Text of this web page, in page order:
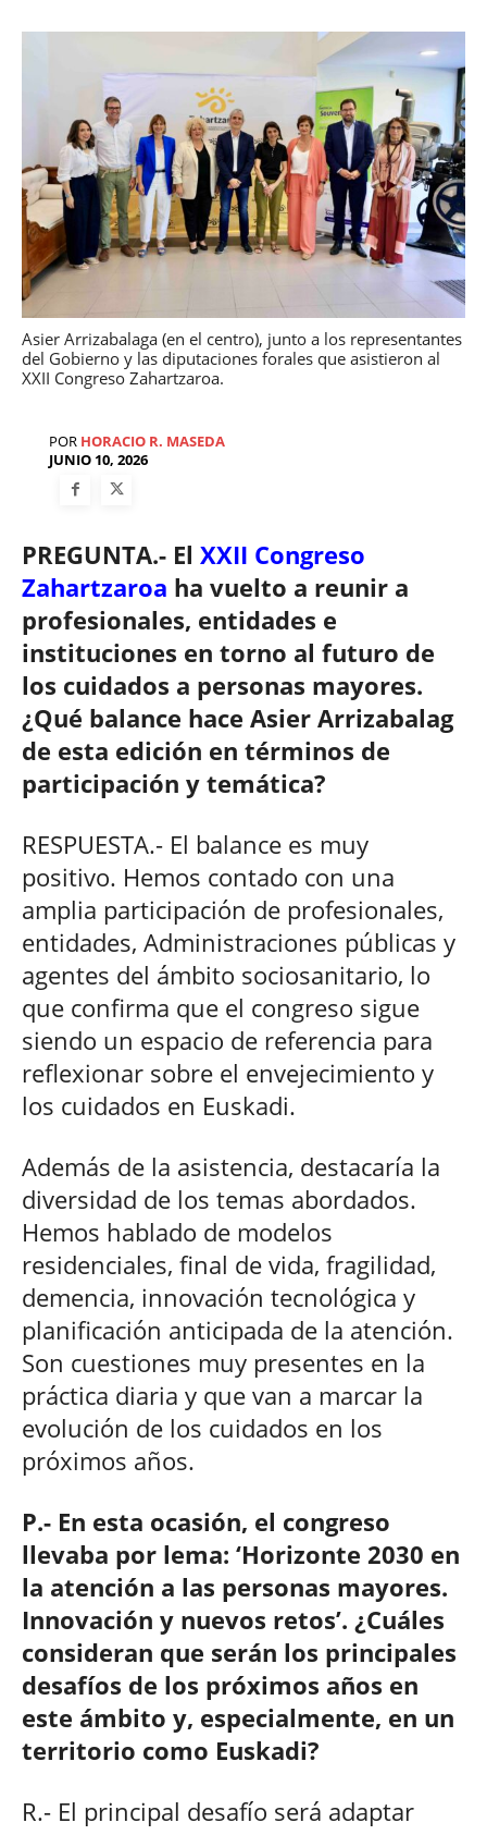
Asier Arrizabalaga (en el centro), junto a los representantes
del Gobierno y las diputaciones forales que asistieron al
XXII Congreso Zahartzaroa.
POR HORACIO R. MASEDA
JUNIO 10, 2026
PREGUNTA.- El XXII Congreso
Zahartzaroa ha vuelto a reunir a
profesionales, entidades e
instituciones en torno al futuro de
los cuidados a personas mayores.
¿Qué balance hace Asier Arrizabalag
de esta edición en términos de
participación y temática?
RESPUESTA.- El balance es muy
positivo. Hemos contado con una
amplia participación de profesionales,
entidades, Administraciones públicas y
agentes del ámbito sociosanitario, lo
que confirma que el congreso sigue
siendo un espacio de referencia para
reflexionar sobre el envejecimiento y
los cuidados en Euskadi.
Además de la asistencia, destacaría la
diversidad de los temas abordados.
Hemos hablado de modelos
residenciales, final de vida, fragilidad,
demencia, innovación tecnológica y
planificación anticipada de la atención.
Son cuestiones muy presentes en la
práctica diaria y que van a marcar la
evolución de los cuidados en los
próximos años.
P.- En esta ocasión, el congreso
llevaba por lema: ‘Horizonte 2030 en
la atención a las personas mayores.
Innovación y nuevos retos’. ¿Cuáles
consideran que serán los principales
desafíos de los próximos años en
este ámbito y, especialmente, en un
territorio como Euskadi?
R.- El principal desafío será adaptar